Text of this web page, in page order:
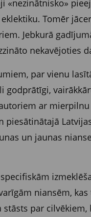
«nezinātnisko»
Tomēr
Jebkurā
nekavējoties
par vienu
ar
un jaunas
niansēm,
par